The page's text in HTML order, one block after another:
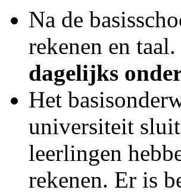
Na de
rekenen en
dagelijks
Het
universiteit
leerlingen
rekenen. Er is